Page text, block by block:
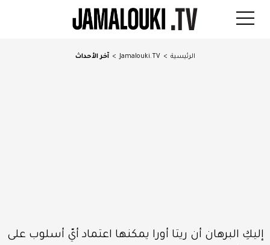
الرئيسية >
Jamalouki.TV
> آخر الأحداث
إليكِ البرهان أن ريتا أورا يمكنها اعتماد أيّ أسلوب على